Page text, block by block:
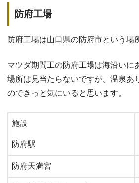
防府工場
防府工場は山口県の防府市という場
マツダ期間工の防府工場は海沿いに
場所は見当たらないですが、温泉あ
のできっと気にいると思います。
施設
防府駅
防府天満宮